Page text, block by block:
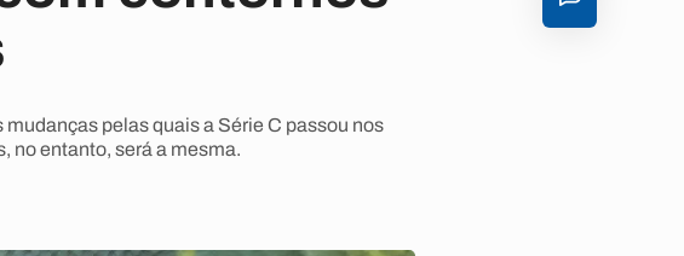
pelas quais a Série C passou nos
no entanto, será a mesma.